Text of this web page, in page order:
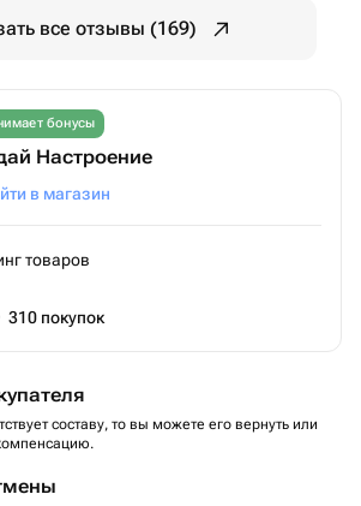
все отзывы (169)
бонусы
Настроение
в магазин
товаров
310 покупок
составу, то вы можете его вернуть или